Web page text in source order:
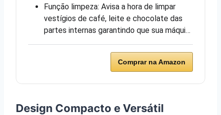
Função limpeza: Avisa a hora de limpar
vestígios de café, leite e chocolate das
partes internas garantindo que sua máqui…
Comprar na Amazon
Design Compacto e Versátil